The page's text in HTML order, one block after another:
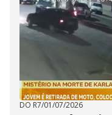
DO R7/01/07/2026